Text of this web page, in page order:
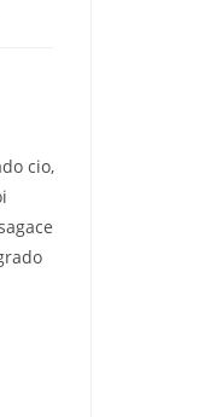
cio,